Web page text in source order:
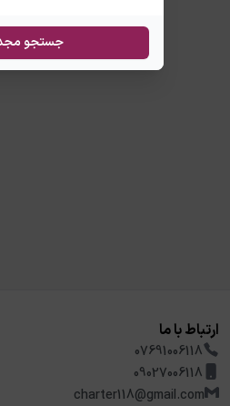
جستجو
ارتباط با ما
07691006118
09027006118
charter118@gmail.com